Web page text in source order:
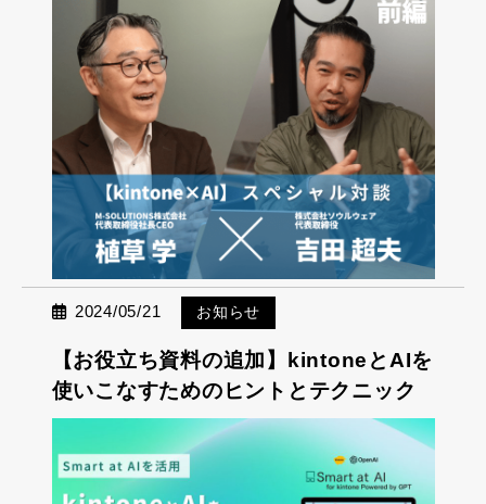
2024/05/21 お知らせ
【お役立ち資料の追加】kintoneとAIを
使いこなすためのヒントとテクニック